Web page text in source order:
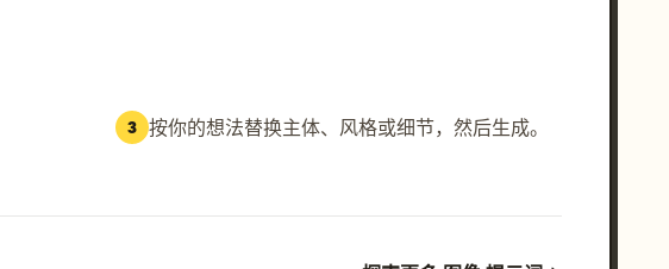
3 按你的想法替换主体、风格或细节，然后生成。